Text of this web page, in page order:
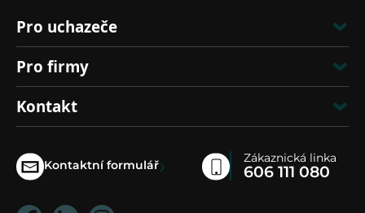
Pro uchazeče
Pro firmy
Kontakt
Kontaktní formulář› Zákaznická linka
606 111 080